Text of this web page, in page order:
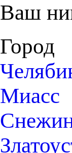
Ваш
Город
Миасс